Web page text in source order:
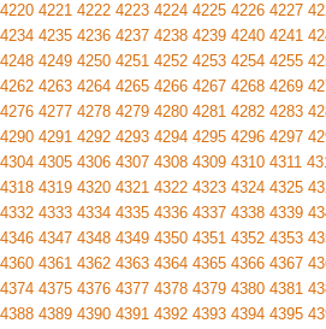
4220 4221 4222 4223 4224 4225 4226 4227
4234 4235 4236 4237 4238 4239 4240 4241
4248 4249 4250 4251 4252 4253 4254 4255
4262 4263 4264 4265 4266 4267 4268 4269
4276 4277 4278 4279 4280 4281 4282 4283
4290 4291 4292 4293 4294 4295 4296 4297
4304 4305 4306 4307 4308 4309 4310 4311
4318 4319 4320 4321 4322 4323 4324 4325
4332 4333 4334 4335 4336 4337 4338 4339
4346 4347 4348 4349 4350 4351 4352 4353
4360 4361 4362 4363 4364 4365 4366 4367
4374 4375 4376 4377 4378 4379 4380 4381
4388 4389 4390 4391 4392 4393 4394 4395